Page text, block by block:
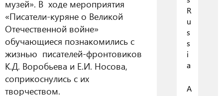
музей». В ходе мероприятия
«Писатели-куряне о Великой
Отечественной войне»
обучающиеся познакомились с
жизнью писателей-фронтовиков
К.Д. Воробьева и Е.И. Носова,
соприкоснулись с их
творчеством.
R
u
s
s
i
a
А